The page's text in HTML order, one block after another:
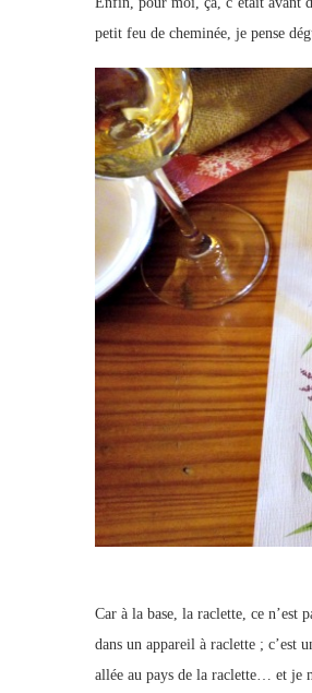
petit feu de cheminée, je pense
Car à la base, la raclette, ce
dans un appareil à raclette ; c’est
allée au pays de la raclette… et je